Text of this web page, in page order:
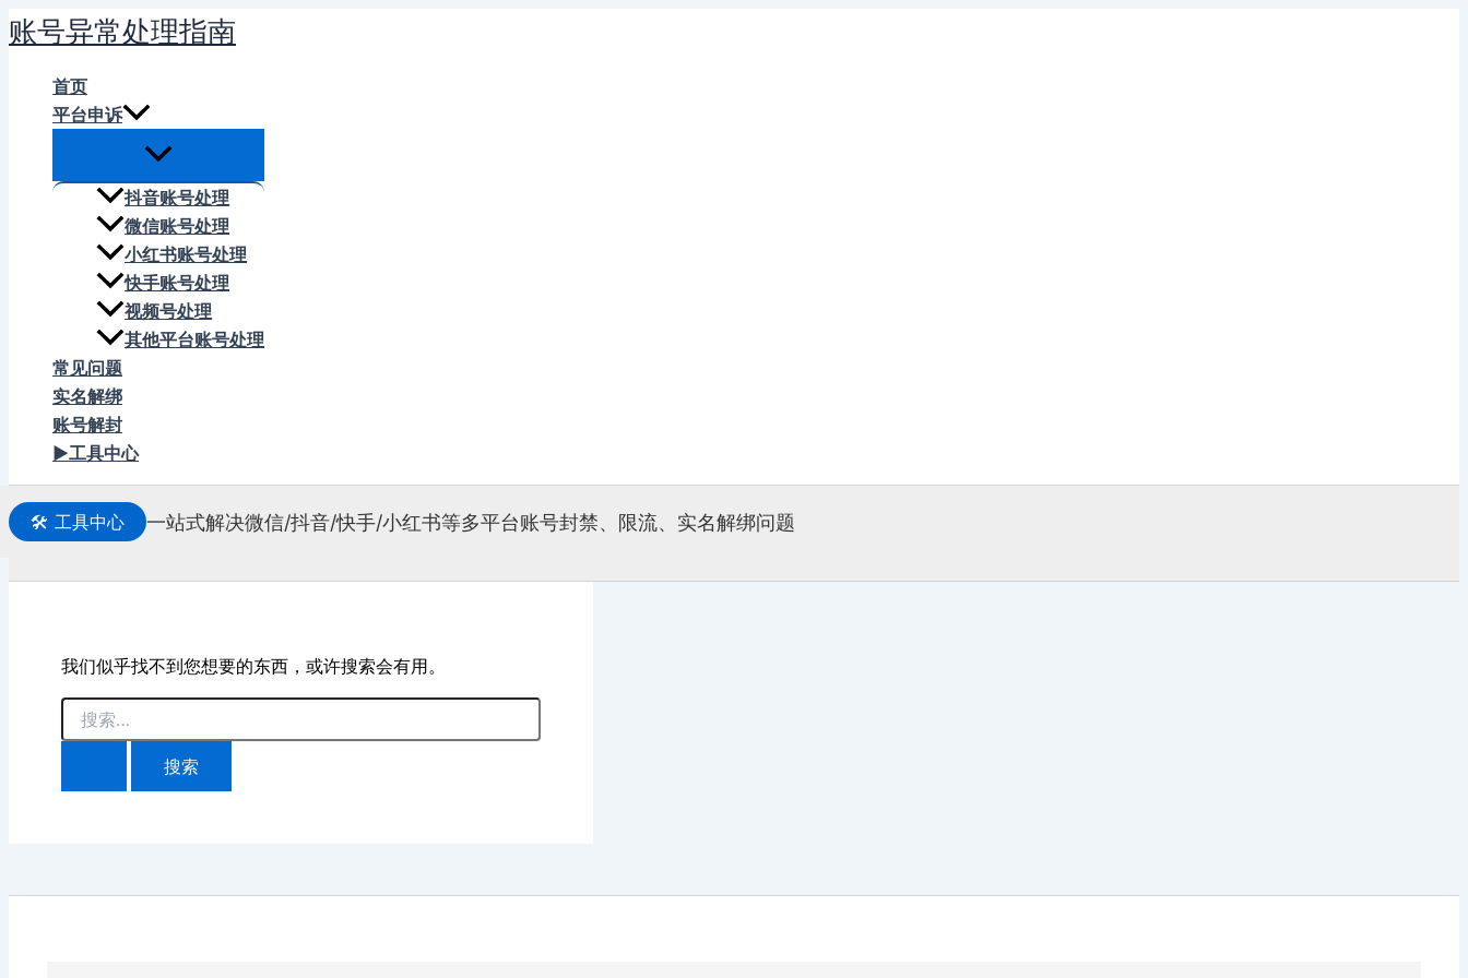
跳
至
账号异常处理指南
首页
平台申诉
抖音账号处理
微信账号处理
小红书账号处理
快手账号处理
视频号处理
其他平台账号处理
常见问题
实名解绑
账号解封
▶工具中心
🛠️ 工具中心 一站式解决微信/抖音/快手/小红书等多平台账号封禁、限流、实名解绑问题
我们似乎找不到您想要的东西，或许搜索会有用。
搜
索：